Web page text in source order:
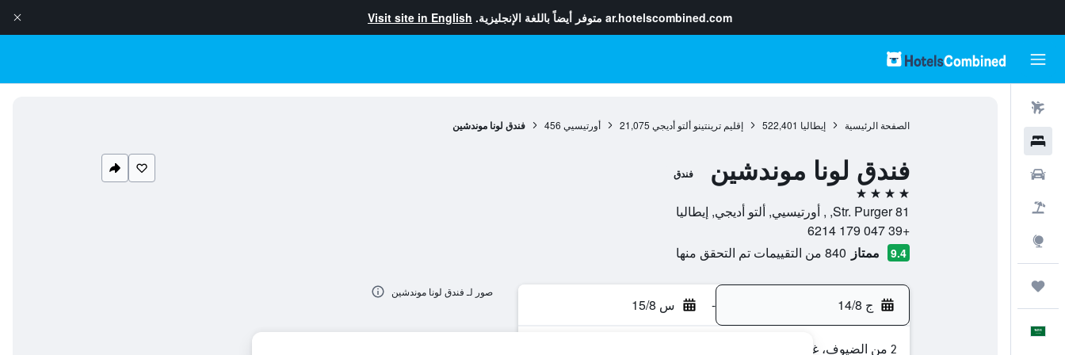
ar.hotelscombined.com متوفر أيضاً باللغة الإنجليزية. Visit site in English
الصفحة الرئيسية إيطاليا 522,401 إقليم ترينتينو ألتو أديجي 21,075 أورتيسيي 456 فندق لونا موندشين
فندق لونا موندشين فندق
4 نجوم
Str. Purger 81, , أورتيسيي, ألتو أديجي, إيطاليا
+39 047 179 6214
9.4 ممتاز 840 من التقييمات تم التحقق منها
ج 14/8 - س 15/8
2 من الضيوف، غرفة واحدة
صور لـ فندق لونا موندشين